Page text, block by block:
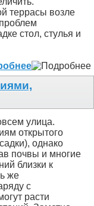
террасы возле
стол, стулья и
улица.
открытого
однако
почвы и многие
близки к
же
с
расти